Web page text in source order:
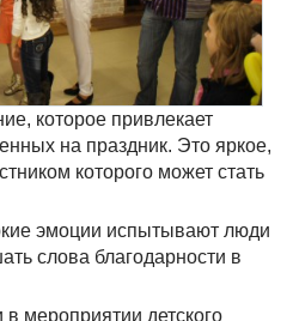
которое привлекает
на праздник. Это яркое,
которого может стать
эмоции испытывают люди
слова благодарности в
мероприятии детского